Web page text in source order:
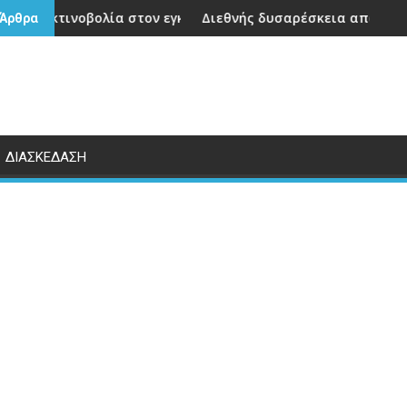
Δείτε σε video τον T.Renz να καταθέτει
εγκέφαλο παιδιών και νέων, ο οποίος είναι σε
Διεθνής δυσαρέσκεια από αεροπορικές
ΔΙΑΣΚΕΔΑΣΗ